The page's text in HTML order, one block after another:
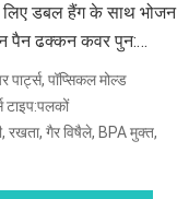
लिए डबल हैंग के साथ भोजन
पैन ढक्कन कवर पुन:
पॉप्सिकल मोल्ड
टाइप:पलकों
रखता, गैर विषैले, BPA मुक्त,